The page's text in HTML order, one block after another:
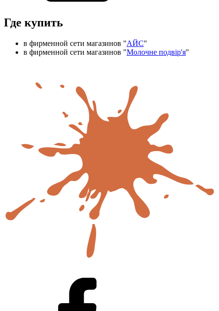
Где купить
в фирменной сети магазинов "АЙС"
в фирменной сети магазинов "Молочне подвір'я"